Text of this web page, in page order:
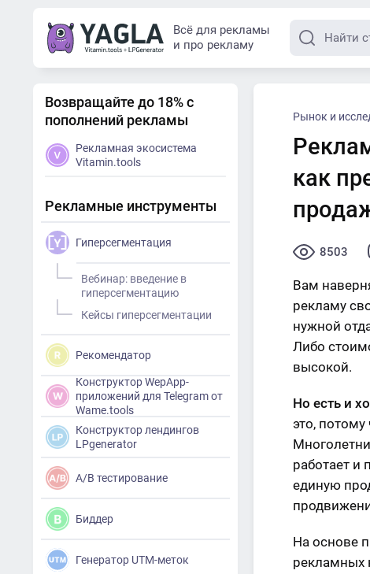
Всё для рекламы
и про рекламу
Рынок и
как
8503
Вам
рекламу
нужной
Либо
высокой.
Но есть и
это,
работает и
единую
На основе
рекламных
Возвращайте до 18% с
пополнений рекламы
Рекламная экосистема
Vitamin.tools
Рекламные инструменты
Гиперсегментация
Вебинар: введение в
гиперсегментацию
Кейсы гиперсегментации
Рекомендатор
Конструктор WepApp-
приложений для Telegram от
Wame.tools
Конструктор лендингов
LPgenerator
A/B тестирование
Биддер
Генератор UTM-меток